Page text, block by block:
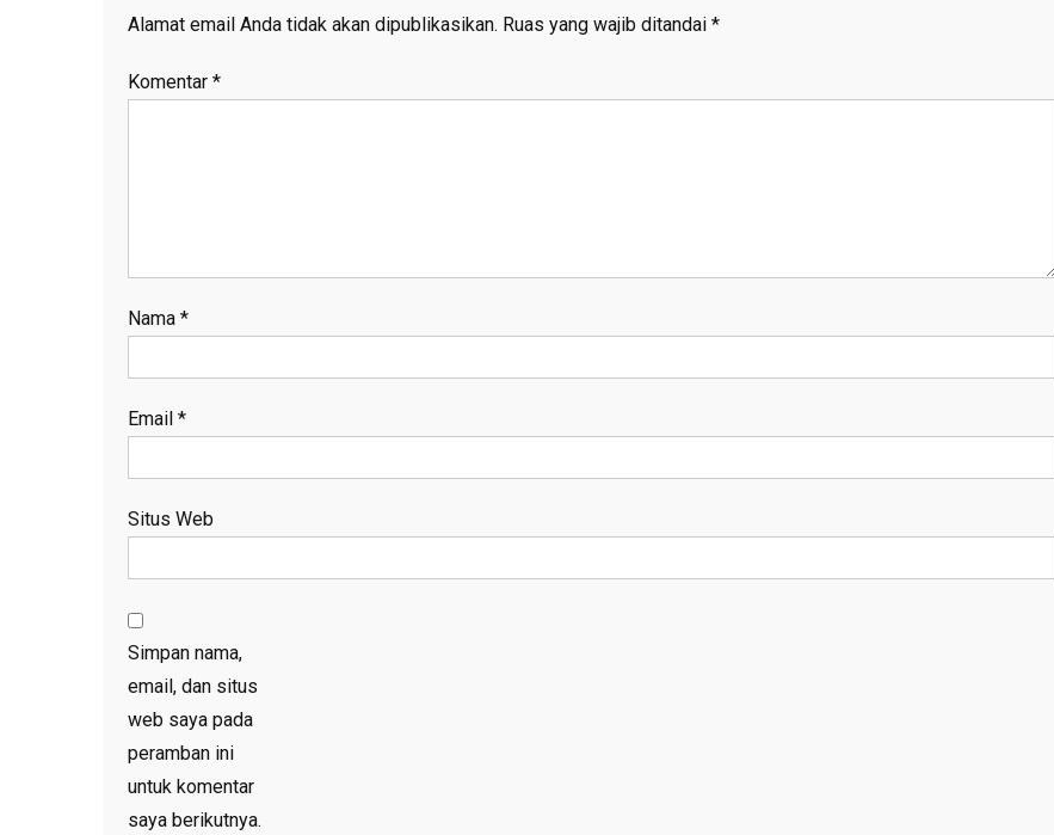
Alamat email Anda tidak akan dipublikasikan. Ruas yang wajib ditandai *
Komentar *
Nama *
Email *
Situs Web
Simpan nama,
email, dan situs
web saya pada
peramban ini
untuk komentar
saya berikutnya.